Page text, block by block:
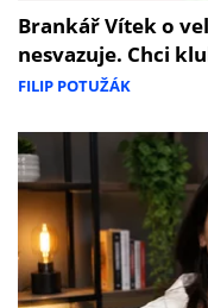
Brankář Vítek o
nesvazuje. Chci
FILIP POTUŽÁK